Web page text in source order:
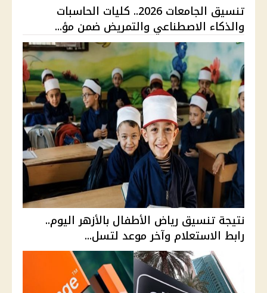
تنسيق الجامعات 2026.. كليات الحاسبات
والذكاء الاصطناعي والتمريض ضمن مؤ...
نتيجة تنسيق رياض الأطفال بالأزهر اليوم..
رابط الاستعلام وآخر موعد لتسل...